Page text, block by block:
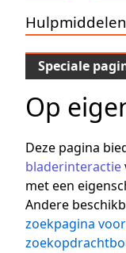
Hulpmiddelen
Speciale
Op
Deze pagina
bladerinteractie
met een
Andere
zoekpagina